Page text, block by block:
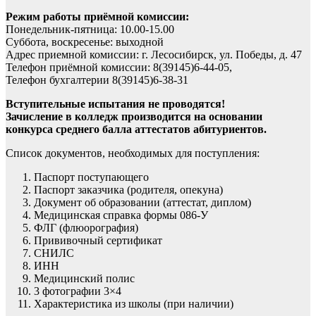
Режим работы приёмной комиссии:
Понедельник-пятница: 10.00-15.00
Суббота, воскресенье: выходной
Адрес приемной комиссии: г. Лесосибирск, ул. Победы, д. 47
Телефон приёмной комиссии: 8(39145)6-44-05,
Телефон бухгалтерии 8(39145)6-38-31
Вступительные испытания не проводятся!
Зачисление в колледж производится на основании
конкурса среднего балла аттестатов абитуриентов.
Список документов, необходимых для поступления:
Паспорт поступающего
Паспорт заказчика (родителя, опекуна)
Документ об образовании (аттестат, диплом)
Медицинская справка формы 086-У
ФЛГ (флюорография)
Прививочный сертификат
СНИЛС
ИНН
Медицинский полис
3 фотографии 3×4
Характеристика из школы (при наличии)